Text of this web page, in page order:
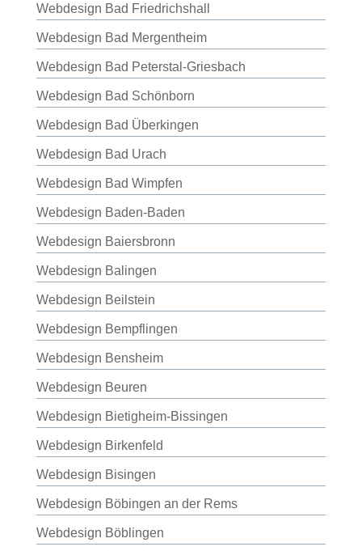
Webdesign Bad Friedrichshall
Webdesign Bad Mergentheim
Webdesign Bad Peterstal-Griesbach
Webdesign Bad Schönborn
Webdesign Bad Überkingen
Webdesign Bad Urach
Webdesign Bad Wimpfen
Webdesign Baden-Baden
Webdesign Baiersbronn
Webdesign Balingen
Webdesign Beilstein
Webdesign Bempflingen
Webdesign Bensheim
Webdesign Beuren
Webdesign Bietigheim-Bissingen
Webdesign Birkenfeld
Webdesign Bisingen
Webdesign Böbingen an der Rems
Webdesign Böblingen